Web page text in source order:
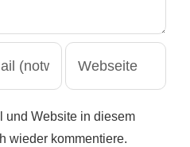
und Website in diesem
wieder kommentiere.